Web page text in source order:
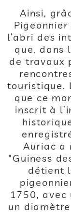
Ainsi,
l’abri des
que, dans
de travaux
touristique.
que ce
inscrit à
Auriac a
"Guiness
détient
1750,
un